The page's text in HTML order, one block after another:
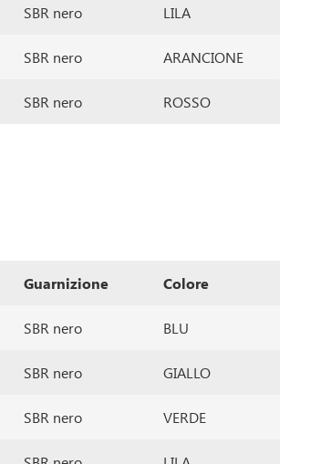
SBR nero LILA
SBR nero ARANCIONE
SBR nero ROSSO
Guarnizione Colore
SBR nero BLU
SBR nero GIALLO
SBR nero VERDE